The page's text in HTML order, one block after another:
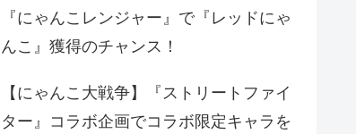
『にゃんこレンジャー』で『レッドにゃ
んこ』獲得のチャンス！
【にゃんこ大戦争】『ストリートファイ
ター』コラボ企画でコラボ限定キャラを